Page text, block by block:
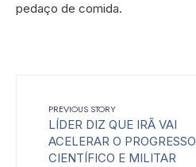
pedaço de comida.
PREVIOUS STORY
LÍDER DIZ QUE IRÃ VAI
ACELERAR O PROGRESSO
CIENTÍFICO E MILITAR